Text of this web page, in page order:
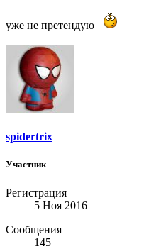
уже не претендую
spidertrix
Участник
Регистрация
5 Ноя 2016
Сообщения
145